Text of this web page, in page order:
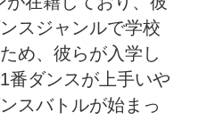
スジャンルで学校
め、彼らが入学し
番ダンスが上手いや
スバトルが始まっ